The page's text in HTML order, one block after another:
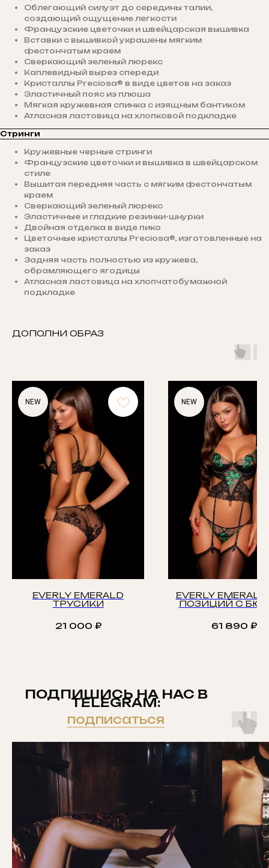
Облегающий силуэт до середины талии,
создающий ощущение легкости
Французские цветочки и швейцарская вышивка
Вставки с вышивкой украшены мягким
фестончатым краем
Сверкающий зеленый люрекс
Каплевидный вырез спереди
Кристаллы Preciosa® в виде цветов на заказ
Эластичный пояс из плюша
Мягкая кружевная спинка с изящным бантиком
Атласная ластовица на хлопковой подкладке
Стринги
Кружевные черные стринги
Французские цветочки и вышивка в швейцарском
стиле
Вышитая передняя часть с мягким фестончатым
краем
Сверкающий зеленый люрекс
Эластичные и гладкие резинки-шнурки
Двойная отделка в виде пико
Цветочные кристаллы Preciosa®, изготовленные на
заказ
Задняя часть полностью из кружева,
обрамляющего ягодицы
Атласная ластовица на хлопчатобумажной
подкладке
ДОПОЛНИ ОБРАЗ
NEW
EVERLY EMERALD
ТРУСИКИ
21 000 ₽
NEW
EVERLY
ПОЗИЦИЙ С
61 890 ₽
ПОДПИШИСЬ НА НАС В
TELEGRAM:
подписаться